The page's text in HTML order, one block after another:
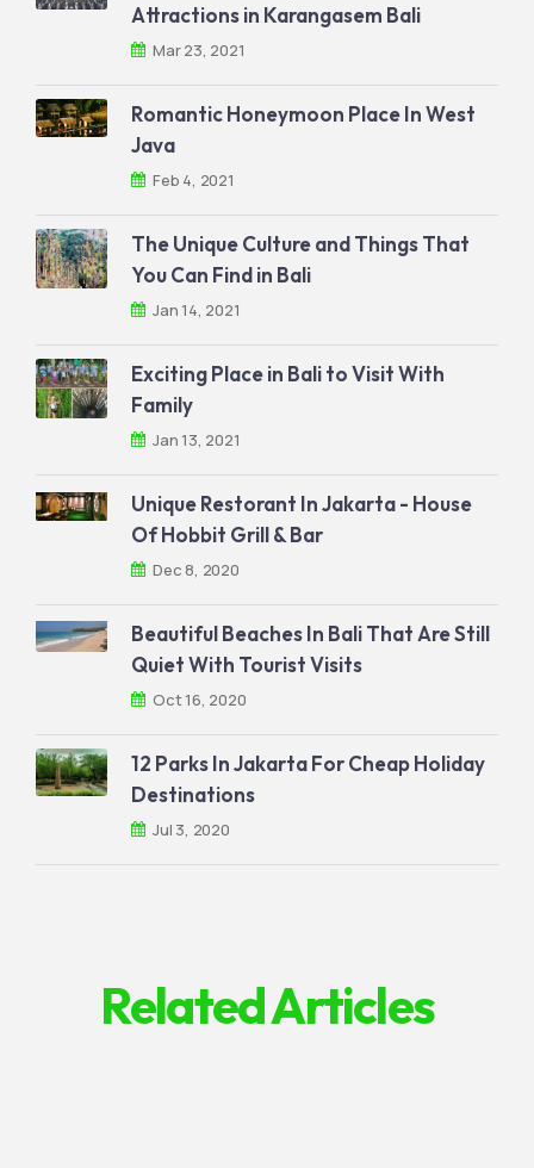
Attractions in Karangasem Bali
Mar 23, 2021
Romantic Honeymoon Place In West
Java
Feb 4, 2021
The Unique Culture and Things That
You Can Find in Bali
Jan 14, 2021
Exciting Place in Bali to Visit With
Family
Jan 13, 2021
Unique Restorant In Jakarta - House
Of Hobbit Grill & Bar
Dec 8, 2020
Beautiful Beaches In Bali That Are Still
Quiet With Tourist Visits
Oct 16, 2020
12 Parks In Jakarta For Cheap Holiday
Destinations
Jul 3, 2020
Related Articles